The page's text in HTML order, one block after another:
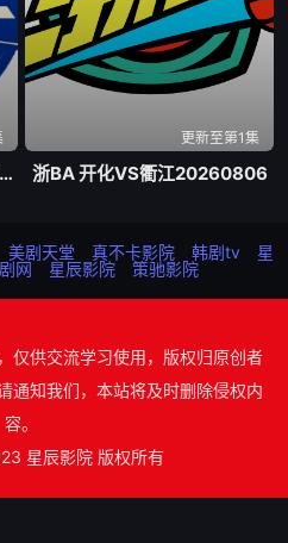
全国青年篮球联赛 浙江广厦84-74新疆广汇20260807
更新至第1集
浙BA 开化VS衢江20260806
美剧天堂 真不卡影院 韩剧tv
星
网 星辰影院 策驰影院
仅供交流学习使用，版权归原创者
通知我们，本站将及时删除侵权内
容。
星辰影院 版权所有